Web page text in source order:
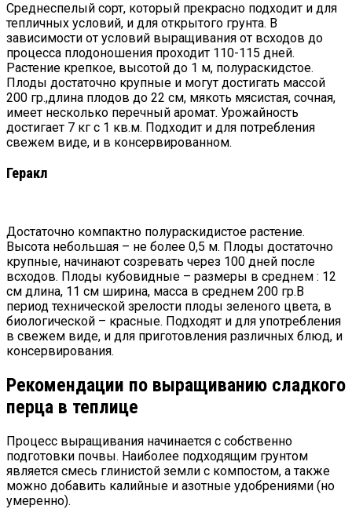
Среднеспелый сорт, который прекрасно подходит и для
тепличных условий, и для открытого грунта. В
зависимости от условий выращивания от всходов до
процесса плодоношения проходит 110-115 дней.
Растение крепкое, высотой до 1 м, полураскидстое.
Плоды достаточно крупные и могут достигать массой
200 гр.,длина плодов до 22 см, мякоть мясистая, сочная,
имеет несколько перечный аромат. Урожайность
достигает 7 кг с 1 кв.м. Подходит и для потребления
свежем виде, и в консервированном.
Геракл
Достаточно компактно полураскидистое растение.
Высота небольшая – не более 0,5 м. Плоды достаточно
крупные, начинают созревать через 100 дней после
всходов. Плоды кубовидные – размеры в среднем : 12
см длина, 11 см ширина, масса в среднем 200 гр.В
период технической зрелости плоды зеленого цвета, в
биологической – красные. Подходят и для употребления
в свежем виде, и для приготовления различных блюд, и
консервирования.
Рекомендации по выращиванию сладкого
перца в теплице
Процесс выращивания начинается с собственно
подготовки почвы. Наиболее подходящим грунтом
является смесь глинистой земли с компостом, а также
можно добавить калийные и азотные удобрениями (но
умеренно).